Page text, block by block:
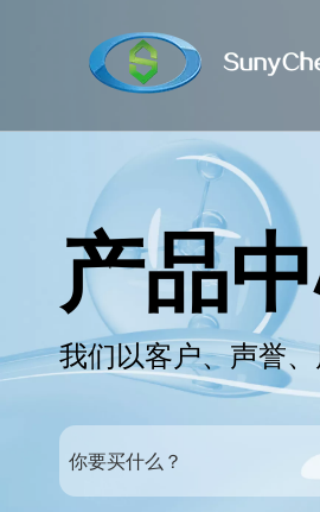
产品
我们以客户、声誉